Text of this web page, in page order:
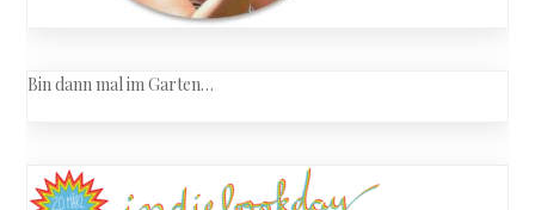
Bin dann mal im Garten…